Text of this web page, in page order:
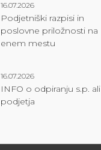
16.07.2026
Podjetniški razpisi in
poslovne priložnosti na
enem mestu
16.07.2026
INFO o odpiranju s.p. ali
podjetja